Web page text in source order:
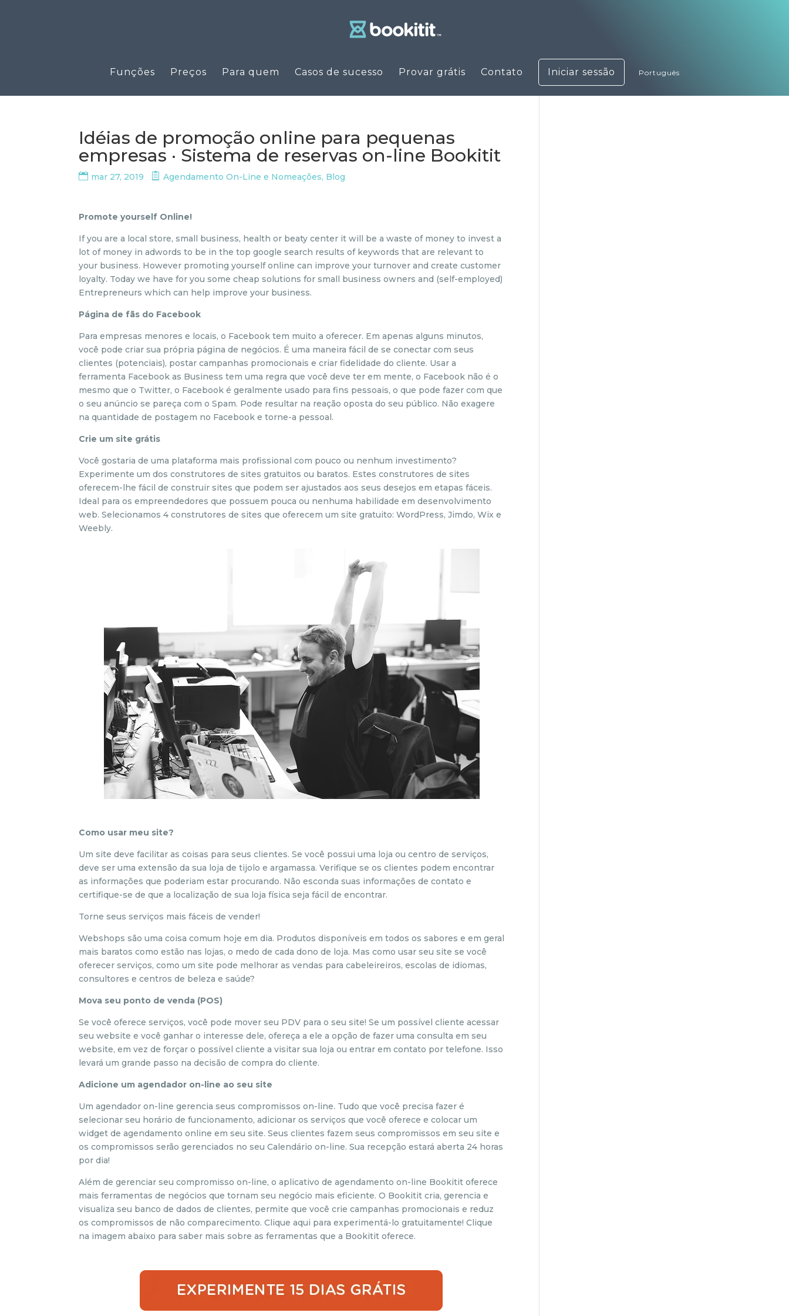
Funções Preços Para quem Casos de sucesso Provar grátis Contato Iniciar sessão Português
Idéias de promoção online para pequenas
empresas · Sistema de reservas on-line Bookitit
mar 27, 2019 Agendamento On-Line e Nomeações, Blog
Promote yourself Online!
If you are a local store, small business, health or beaty center it will be a waste of money to invest a
lot of money in adwords to be in the top google search results of keywords that are relevant to
your business. However promoting yourself online can improve your turnover and create customer
loyalty. Today we have for you some cheap solutions for small business owners and (self-employed)
Entrepreneurs which can help improve your business.
Página de fãs do Facebook
Para empresas menores e locais, o Facebook tem muito a oferecer. Em apenas alguns minutos,
você pode criar sua própria página de negócios. É uma maneira fácil de se conectar com seus
clientes (potenciais), postar campanhas promocionais e criar fidelidade do cliente. Usar a
ferramenta Facebook as Business tem uma regra que você deve ter em mente, o Facebook não é o
mesmo que o Twitter, o Facebook é geralmente usado para fins pessoais, o que pode fazer com que
o seu anúncio se pareça com o Spam. Pode resultar na reação oposta do seu público. Não exagere
na quantidade de postagem no Facebook e torne-a pessoal.
Crie um site grátis
Você gostaria de uma plataforma mais profissional com pouco ou nenhum investimento?
Experimente um dos construtores de sites gratuitos ou baratos. Estes construtores de sites
oferecem-lhe fácil de construir sites que podem ser ajustados aos seus desejos em etapas fáceis.
Ideal para os empreendedores que possuem pouca ou nenhuma habilidade em desenvolvimento
web. Selecionamos 4 construtores de sites que oferecem um site gratuito: WordPress, Jimdo, Wix e
Weebly.
Como usar meu site?
Um site deve facilitar as coisas para seus clientes. Se você possui uma loja ou centro de serviços,
deve ser uma extensão da sua loja de tijolo e argamassa. Verifique se os clientes podem encontrar
as informações que poderiam estar procurando. Não esconda suas informações de contato e
certifique-se de que a localização de sua loja física seja fácil de encontrar.
Torne seus serviços mais fáceis de vender!
Webshops são uma coisa comum hoje em dia. Produtos disponíveis em todos os sabores e em geral
mais baratos como estão nas lojas, o medo de cada dono de loja. Mas como usar seu site se você
oferecer serviços, como um site pode melhorar as vendas para cabeleireiros, escolas de idiomas,
consultores e centros de beleza e saúde?
Mova seu ponto de venda (POS)
Se você oferece serviços, você pode mover seu PDV para o seu site! Se um possível cliente acessar
seu website e você ganhar o interesse dele, ofereça a ele a opção de fazer uma consulta em seu
website, em vez de forçar o possível cliente a visitar sua loja ou entrar em contato por telefone. Isso
levará um grande passo na decisão de compra do cliente.
Adicione um agendador on-line ao seu site
Um agendador on-line gerencia seus compromissos on-line. Tudo que você precisa fazer é
selecionar seu horário de funcionamento, adicionar os serviços que você oferece e colocar um
widget de agendamento online em seu site. Seus clientes fazem seus compromissos em seu site e
os compromissos serão gerenciados no seu Calendário on-line. Sua recepção estará aberta 24 horas
por dia!
Além de gerenciar seu compromisso on-line, o aplicativo de agendamento on-line Bookitit oferece
mais ferramentas de negócios que tornam seu negócio mais eficiente. O Bookitit cria, gerencia e
visualiza seu banco de dados de clientes, permite que você crie campanhas promocionais e reduz
os compromissos de não comparecimento. Clique aqui para experimentá-lo gratuitamente! Clique
na imagem abaixo para saber mais sobre as ferramentas que a Bookitit oferece.